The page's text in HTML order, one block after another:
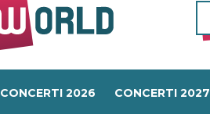
CONCERTI 2026 CONCERTI 2027